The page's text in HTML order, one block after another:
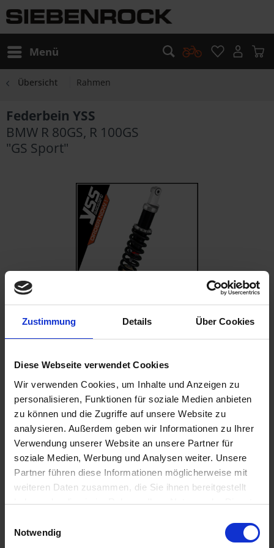
Zustimmung Details Über Cookies
Diese Webseite verwendet Cookies
Wir verwenden Cookies, um Inhalte und Anzeigen zu
personalisieren, Funktionen für soziale Medien anbieten
zu können und die Zugriffe auf unsere Website zu
analysieren. Außerdem geben wir Informationen zu Ihrer
Verwendung unserer Website an unsere Partner für
soziale Medien, Werbung und Analysen weiter. Unsere
Partner führen diese Informationen möglicherweise mit
weiteren Daten zusammen, die Sie ihnen bereitgestellt
haben oder die sie im Rahmen Ihrer Nutzung der Dienste
Cookies, wenn Sie unsere Webseite weiterhin nutzen.
Notwendig
Menü
Übersicht Rahmen
Federbein YSS
BMW R 80GS, R 100GS
"GS Sport"
469,00 €
Sofort versandfertig, Lieferzeit ca. 2-4 Werktage innerhalb
Deutschlands
In denWarenkorb
Merken Bewerten
Artikel Nr.: 3353911Y
Hause YSS. Federspannung einstellbar. Zug-...
mehr